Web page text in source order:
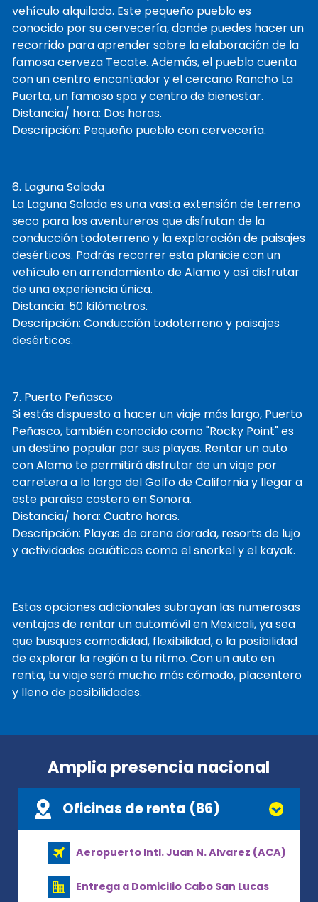
vehículo alquilado. Este pequeño pueblo es
conocido por su cervecería, donde puedes hacer un
recorrido para aprender sobre la elaboración de la
famosa cerveza Tecate. Además, el pueblo cuenta
con un centro encantador y el cercano Rancho La
Puerta, un famoso spa y centro de bienestar.
Distancia/ hora: Dos horas.
Descripción: Pequeño pueblo con cervecería.
6. Laguna Salada
La Laguna Salada es una vasta extensión de terreno
seco para los aventureros que disfrutan de la
conducción todoterreno y la exploración de paisajes
desérticos. Podrás recorrer esta planicie con un
vehículo en arrendamiento de Alamo y así disfrutar
de una experiencia única.
Distancia: 50 kilómetros.
Descripción: Conducción todoterreno y paisajes
desérticos.
7. Puerto Peñasco
Si estás dispuesto a hacer un viaje más largo, Puerto
Peñasco, también conocido como "Rocky Point" es
un destino popular por sus playas. Rentar un auto
con Alamo te permitirá disfrutar de un viaje por
carretera a lo largo del Golfo de California y llegar a
este paraíso costero en Sonora.
Distancia/ hora: Cuatro horas.
Descripción: Playas de arena dorada, resorts de lujo
y actividades acuáticas como el snorkel y el kayak.
Estas opciones adicionales subrayan las numerosas
ventajas de rentar un automóvil en Mexicali, ya sea
que busques comodidad, flexibilidad, o la posibilidad
de explorar la región a tu ritmo. Con un auto en
renta, tu viaje será mucho más cómodo, placentero
y lleno de posibilidades.
Amplia presencia nacional
Oficinas de renta (86)
Aeropuerto Intl. Juan N. Alvarez (ACA)
Entrega a Domicilio Cabo San Lucas